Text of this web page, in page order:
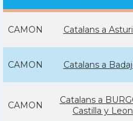
CAMON Catalans a
CAMON Catalans a
CAMON
Catalans a
Castilla y Leon